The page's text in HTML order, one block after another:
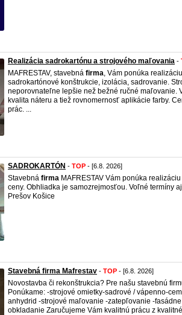
Realizácia sadrokartónu a strojového maľovania -
MAFRESTAV, stavebná firma, Vám ponúka
sadrokartónové konštrukcie, izolácia, sadrovanie.
neporovnateľne lepšie než bežné ručné maľovanie.
kvalita náteru a tiež rovnomernosť aplikácie farby.
prác. ...
SADROKARTÓN - TOP - [6.8. 2026]
Stavebná firma MAFRESTAV Vám ponúka
ceny. Obhliadka je samozrejmosťou. Voľné termíny
Prešov Košice
Stavebná firma Mafrestav - TOP - [6.8. 2026]
Novostavba či rekonštrukcia? Pre našu stavebnú
Ponúkame: -strojové omietky-sadrové / vápenno-
anhydrid -strojové maľovanie -zatepľovanie -
obkladanie Zaručujeme Vám kvalitnú prácu z